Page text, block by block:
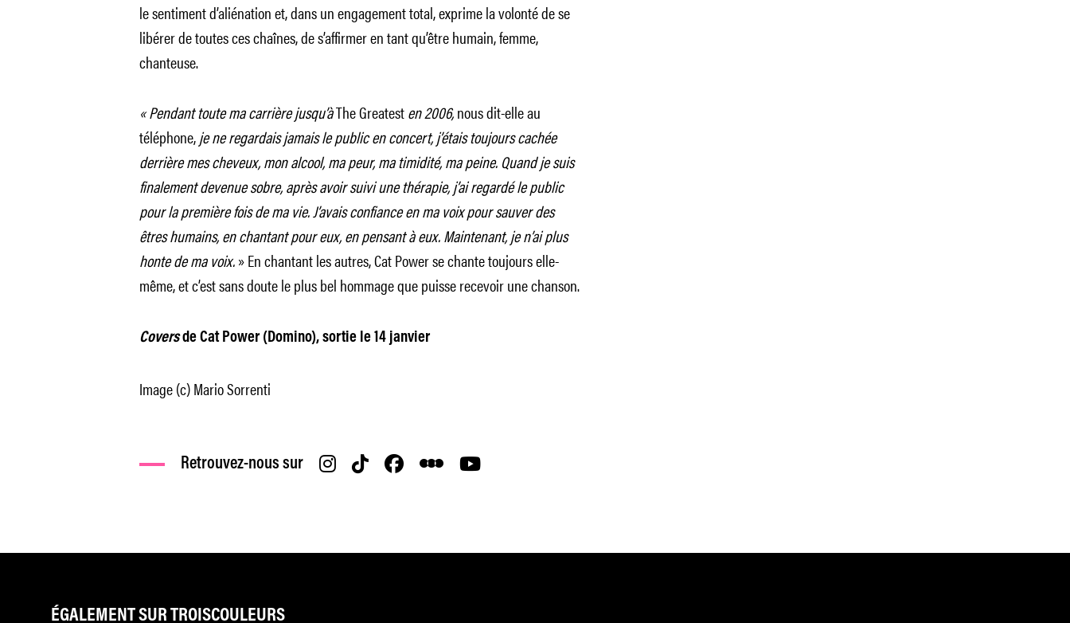
le sentiment d’aliénation et, dans un engagement total, exprime la volonté de se
libérer de toutes ces chaînes, de s’affirmer en tant qu’être humain, femme,
chanteuse.
« Pendant toute ma carrière jusqu’àThe Greatesten 2006,nous dit-elle au
téléphone,je ne regardais jamais le public en concert, j’étais toujours cachée
derrière mes cheveux, mon alcool, ma peur, ma timidité, ma peine. Quand je suis
finalement devenue sobre, après avoir suivi une thérapie, j’ai regardé le public
pour la première fois de ma vie. J’avais confiance en ma voix pour sauver des
êtres humains, en chantant pour eux, en pensant à eux. Maintenant, je n’ai plus
honte de ma voix.» En chantant les autres, Cat Power se chante toujours elle-
même, et c’est sans doute le plus bel hommage que puisse recevoir une chanson.
Coversde Cat Power (Domino), sortie le 14 janvier
Image (c) Mario Sorrenti
Retrouvez-nous sur
ÉGALEMENT SUR TROISCOULEURS